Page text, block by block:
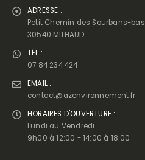
ADRESSE :
Petit Chemin des Sourbans-bas
30540 MILHAUD
TÉL :
07 84 234 424
EMAIL :
contact@azenvironnement.fr
HORAIRES D'OUVERTURE :
Lundi au Vendredi
9h00 à 12:00 - 14:00 à 18:00